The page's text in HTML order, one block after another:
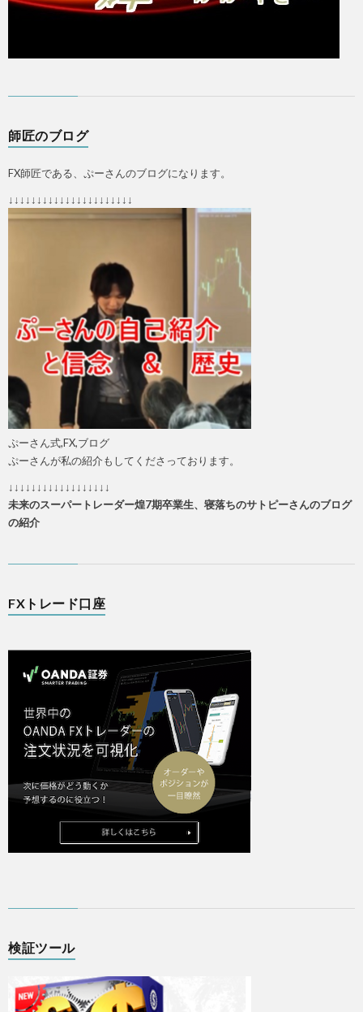
師匠のブログ
FX師匠である、ぷーさんのブログになります。
↓↓↓↓↓↓↓↓↓↓↓↓↓↓↓↓↓↓↓↓↓↓
ぷーさん式,FX,ブログ
ぷーさんが私の紹介もしてくださっております。
↓↓↓↓↓↓↓↓↓↓↓↓↓↓↓↓↓↓
未来のスーパートレーダー煌7期卒業生、寝落ちのサトピーさんのブログ
の紹介
FXトレード口座
検証ツール